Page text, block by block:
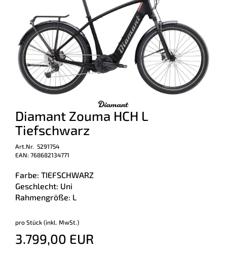
Diamant Zouma HCH L
Tiefschwarz
Art.Nr. 5291754
EAN: 768682134771
Farbe: TIEFSCHWARZ
Geschlecht: Uni
Rahmengröße: L
pro Stück (inkl. MwSt.)
3.799,00 EUR